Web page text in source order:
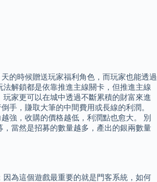
的時候贈送玩家福利角色，而玩家也能透過
解鎖都是依靠推進主線關卡，但推進主線
家更可以在城中透過不斷累積的財富來進
手，賺取大筆的中間費用或長線的利潤。
強，收購的價格越低，利潤點也愈大。 別
當然是招募的數量越多，產出的銀兩數量
為這個遊戲最重要的就是門客系統，如何